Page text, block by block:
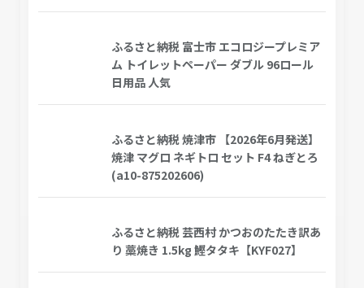
ふるさと納税 富士市 エコロジープレミア
ム トイレットペーパー ダブル 96ロール
日用品 人気
ふるさと納税 焼津市 【2026年6月発送】
焼津 マグロ ネギトロ セット F4 ねぎとろ
(a10-875202606)
ふるさと納税 芸西村 かつおのたたき訳あ
り 藁焼き 1.5kg 鰹タタキ【KYF027】